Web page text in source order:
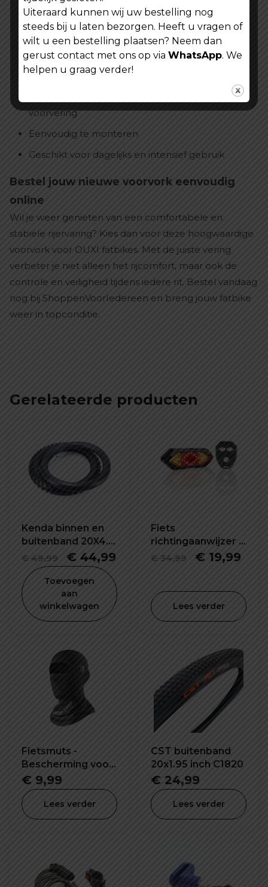
Absorbeert schokken en trillingen effectief
Ondersteunt stabiel rijgedrag op diverse
ondergronden
Duurzame en robuuste constructie
voorvering
Eenvoudig te monteren
Geschikt voor dagelijks en intensief gebruik
Bestel jouw nieuwe voorvork eenvoudig
online
Wil je weer genieten van een comfortabele en
stabiele rijervaring? Kies dan voor deze hoogwaardige
voorvork voor OUXI fatbikes. Met de juiste vering
verbeter je niet alleen het rijcomfort, maar ook de
controle en veiligheid tijdens iedere rit. Bestel vandaag
nog bij ShoppenVoorIedereen en breng jouw fatbike
weer in topconditie.
Gerelateerde producten
Kenda binnen en
buitenband 20X4.0
inch
€49,99
Oorspronkelijke
was:
€ 49,99.
€ 44,99 Huidige
is:
€ 44,99.
Toevoegen
aan
winkelwagen
Fiets
richtingaanwijzer -
knipperlichting-
€34,99
was:
€ 34,99.
€ 19,99
is:
€
Lees verder
Fietsmuts -
Bescherming voor
het hele gezicht!
€ 9,99
Lees verder
CST buitenband
20x1.95 inch C1820
€ 24,99
Lees verder
Uiteraard kunnen wij uw bestelling nog
steeds bij u laten bezorgen. Heeft u vragen of
wilt u een bestelling plaatsen? Neem dan
gerust contact met ons op via WhatsApp. We
helpen u graag verder!